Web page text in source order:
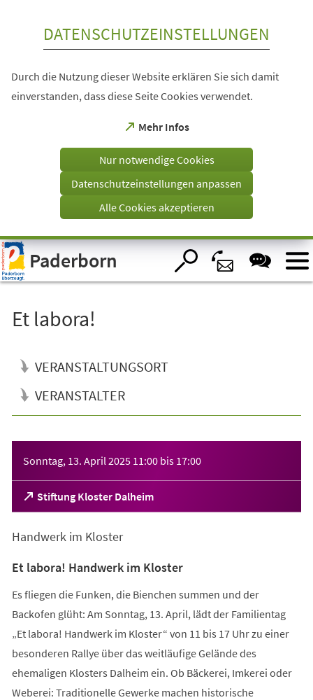
Visuelle
Assistenzsoftware
öffnen.
DATENSCHUTZEINSTELLUNGEN
Durch die Nutzung dieser Website erklären Sie sich damit
einverstanden, dass diese Seite Cookies verwendet.
Mehr Infos
(Öffnet
einem
Tab)
Nur notwendige Cookies
Datenschutzeinstellungen anpassen
Alle Cookies akzeptieren
Paderborn
Et labora!
VERANSTALTUNGSORT
VERANSTALTER
Sonntag, 13. April 2025 11:00 bis 17:00
Stiftung Kloster Dalheim
(Öffnet
in
neuen
Handwerk im Kloster
Et labora! Handwerk im Kloster
Es fliegen die Funken, die Bienchen summen und der
Backofen glüht: Am Sonntag, 13. April, lädt der Familientag
„Et labora! Handwerk im Kloster“ von 11 bis 17 Uhr zu einer
besonderen Rallye über das weitläufige Gelände des
ehemaligen Klosters Dalheim ein. Ob Bäckerei, Imkerei oder
Weberei: Traditionelle Gewerke machen historische